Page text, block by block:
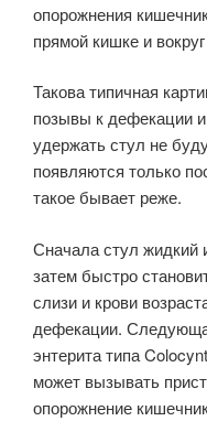
опорожнения
прямой кишке и
Такова типичная
позывы к дефекации
удержать стул не
появляются только
такое бывает реже.
Сначала стул жидкий
затем быстро
слизи и крови
дефекации.
энтерита типа
может вызывать
опорожнение